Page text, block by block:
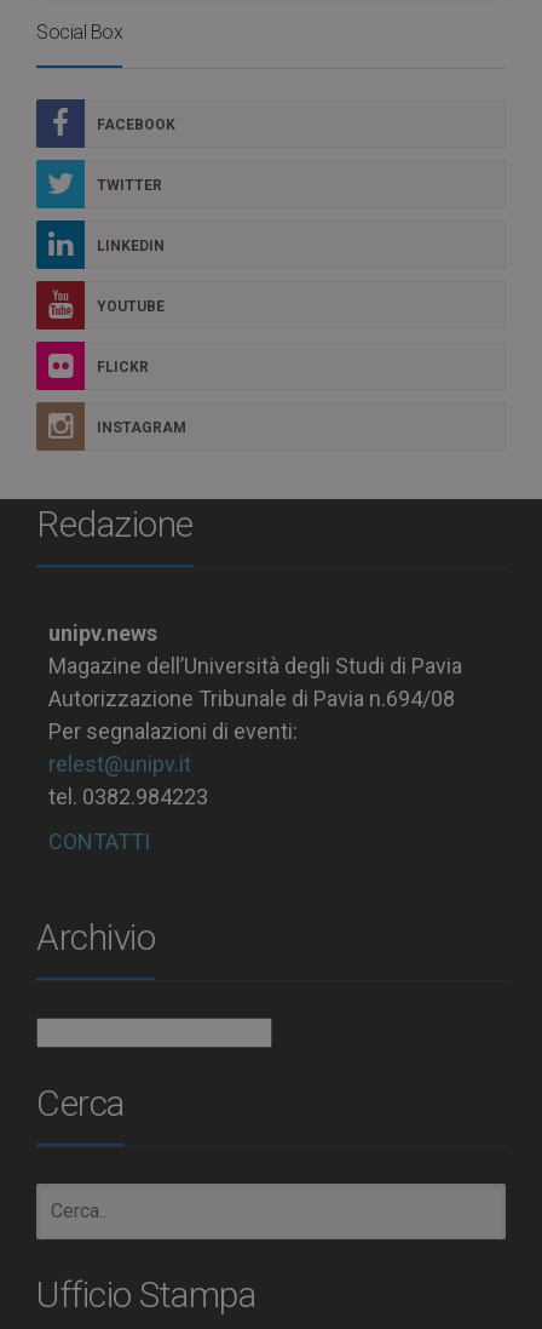
Social Box
FACEBOOK
TWITTER
LINKEDIN
YOUTUBE
FLICKR
INSTAGRAM
Redazione
unipv.news
Magazine dell’Università degli Studi di Pavia
Autorizzazione Tribunale di Pavia n.694/08
Per segnalazioni di eventi:
relest@unipv.it
tel. 0382.984223
CONTATTI
Archivio
Cerca
Ufficio Stampa